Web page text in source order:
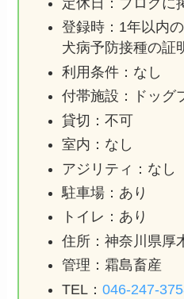
登録時：1年以内
犬病予防接種の証
利用条件：なし
付帯施設：ドッグ
貸切：不可
室内：なし
アジリティ：なし
駐車場：あり
トイレ：あり
住所：神奈川県厚
管理：霜島畜産
TEL：046-247-